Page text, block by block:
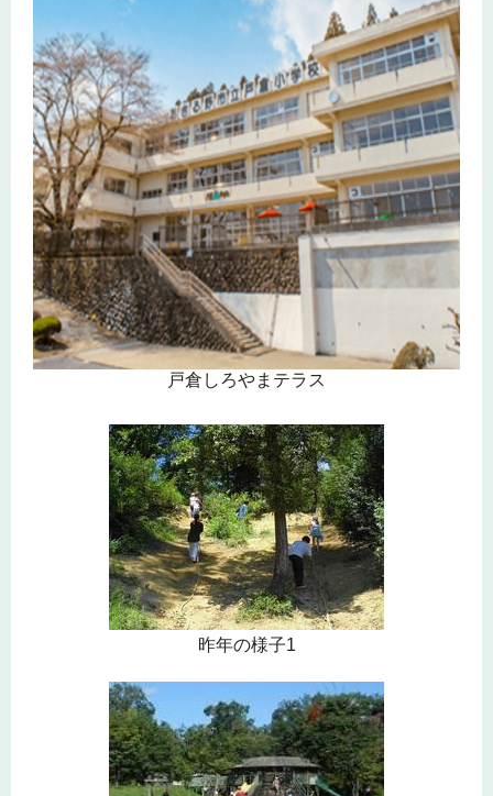
戸倉しろやまテラス
昨年の様子1